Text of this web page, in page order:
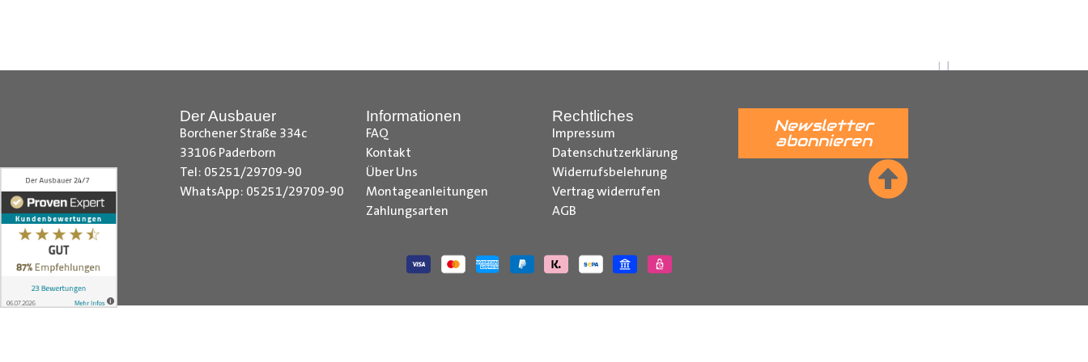
__________________________________________________________________________________
Der Ausbauer
Borchener Straße 334c
33106 Paderborn
Tel: 05251/29709-90
WhatsApp: 05251/29709-90
Informationen
FAQ
Kontakt
Über Uns
Montageanleitungen
Zahlungsarten
Rechtliches
Impressum
Datenschutzerklärung
Widerrufsbelehrung
Vertrag widerrufen
AGB
Newsletter
abonnieren